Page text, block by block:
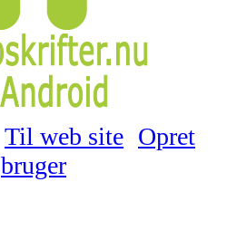
Til web site Opret
bruger